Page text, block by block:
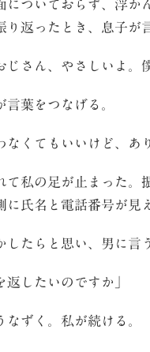
についておらず、浮か
り返ったとき、息子が
じさん、やさしいよ。
葉をつなげる。
なくてもいいけど、あ
私の足が止まった。
に氏名と電話番号が見
たらと思い、男に言
返したいのですか」
ずく。私が続ける。